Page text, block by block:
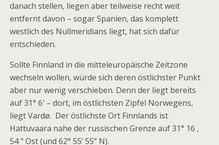
danach stellen, liegen aber teilweise recht weit
entfernt davon – sogar Spanien, das komplett
westlich des Nullmeridians liegt, hat sich dafür
entschieden.
Sollte Finnland in die mitteleuropäische Zeitzone
wechseln wollen, würde sich deren östlichster Punkt
aber nur wenig verschieben. Denn der liegt bereits
auf 31° 6′ – dort, im östlichsten Zipfel Norwegens,
liegt Vardø. Der östlichste Ort Finnlands ist
Hattuvaara nahe der russischen Grenze auf 31° 16 ‚
54 “ Ost (und 62° 55‘ 55“ N).